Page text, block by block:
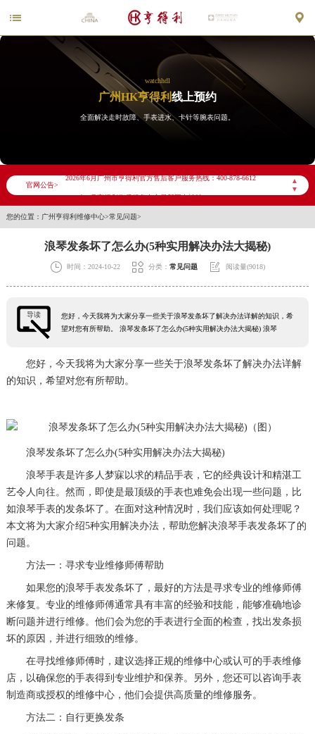
 
watchhdl
广州HK亨得利线上预约
全面解决走时故障、手表进水、卡针等腕表问题。
官网公告>
▲
▼
2026年6月广州市亨得利官方售后客户服务热线：400-878-6612
2026年6月亨得利售后服务中心最新网点地址：
您的位置： 广州亨得利维修中心>常见问题>
浪琴发条坏了怎么办(5种实用解决办法大揭秘)
 时间：2024-10-22  分类： 常见问题  阅读量(9018)
导读
您好，今天我将为大家分享一些关于浪琴发条坏了解决办法详解的知识，希
望对您有所帮助。 浪琴发条坏了怎么办(5种实用解决办法大揭秘) 浪琴
您好，今天我将为大家分享一些关于浪琴发条坏了解决办法详解
的知识，希望对您有所帮助。
浪琴发条坏了怎么办(5种实用解决办法大揭秘)
浪琴手表是许多人梦寐以求的精品手表，它的经典设计和精湛工
艺令人向往。然而，即使是最顶级的手表也难免会出现一些问题，比
如浪琴手表的发条坏了。在面对这种情况时，我们应该如何处理呢？
本文将为大家介绍5种实用解决办法，帮助您解决浪琴手表发条坏了的
问题。
方法一：寻求专业维修师傅帮助
如果您的浪琴手表发条坏了，最好的方法是寻求专业的维修师傅
来修复。专业的维修师傅通常具有丰富的经验和技能，能够准确地诊
断问题并进行维修。他们会为您的手表进行全面的检查，找出发条损
坏的原因，并进行细致的维修。
在寻找维修师傅时，建议选择正规的维修中心或认可的手表维修
店，以确保您的手表得到专业维护和保养。另外，您还可以咨询手表
制造商或授权的维修中心，他们会提供高质量的维修服务。
方法二：自行更换发条